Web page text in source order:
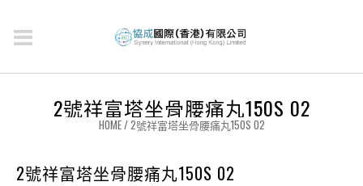
2號祥富塔坐骨腰痛丸150S 02
HOME/2號祥富塔坐骨腰痛丸150S 02
2號祥富塔坐骨腰痛丸150S 02